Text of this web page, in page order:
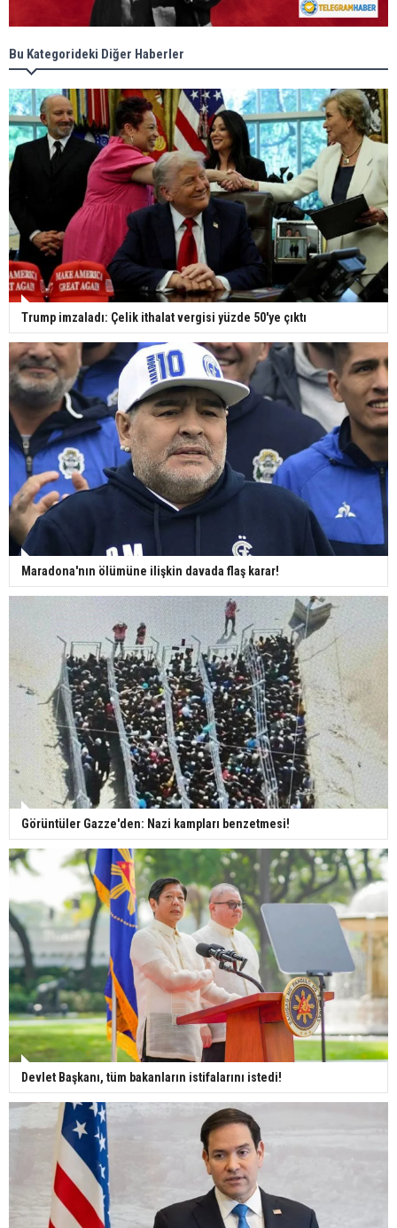
Bu Kategorideki Diğer Haberler
Trump imzaladı: Çelik ithalat vergisi yüzde 50'ye çıktı
Maradona'nın ölümüne ilişkin davada flaş karar!
Görüntüler Gazze'den: Nazi kampları benzetmesi!
Devlet Başkanı, tüm bakanların istifalarını istedi!